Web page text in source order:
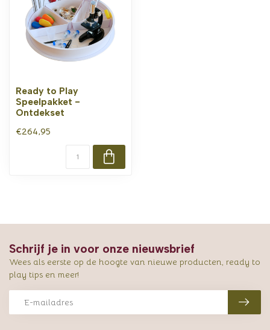
Ready to Play
Speelpakket -
Ontdekset
€264,95
Schrijf je in voor onze nieuwsbrief
Wees als eerste op de hoogte van nieuwe producten, ready to
play tips en meer!